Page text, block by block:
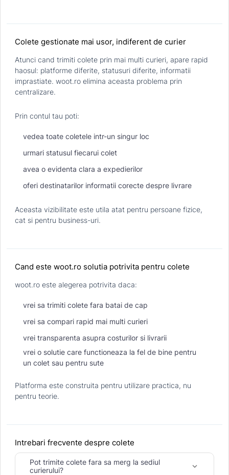
Colete gestionate mai usor, indiferent de curier
Atunci cand trimiti colete prin mai multi curieri, apare rapid
haosul: platforme diferite, statusuri diferite, informatii
imprastiate. woot.ro elimina aceasta problema prin
centralizare.
Prin contul tau poti:
vedea toate coletele intr-un singur loc
urmari statusul fiecarui colet
avea o evidenta clara a expedierilor
oferi destinatarilor informatii corecte despre livrare
Aceasta vizibilitate este utila atat pentru persoane fizice,
cat si pentru business-uri.
Cand este woot.ro solutia potrivita pentru colete
woot.ro este alegerea potrivita daca:
vrei sa trimiti colete fara batai de cap
vrei sa compari rapid mai multi curieri
vrei transparenta asupra costurilor si livrarii
vrei o solutie care functioneaza la fel de bine pentru
un colet sau pentru sute
Platforma este construita pentru utilizare practica, nu
pentru teorie.
Intrebari frecvente despre colete
Pot trimite colete fara sa merg la sediul
curierului?
keyboard_arrow_down